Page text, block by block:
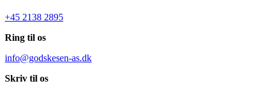
+45 2138 2895
Ring til os
info@godskesen-as.dk
Skriv til os